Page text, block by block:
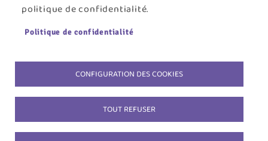
politique de confidentialité.
Politique de confidentialité
CONFIGURATION DES COOKIES
TOUT REFUSER
Menu
de
ACCUEILPLAN DU SITECONTACT
ACCESSIBILITÉ : NON CONFORMES'IDENTIFIER